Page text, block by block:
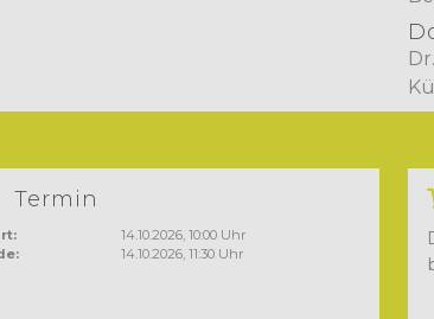
Termin
14.10.2026, 10:00 Uhr
14.10.2026, 11:30 Uhr